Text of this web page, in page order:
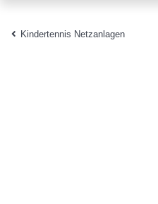
Kindertennis Netzanlagen